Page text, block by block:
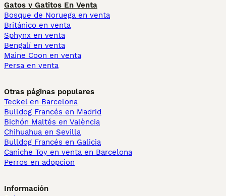
Gatos y Gatitos En Venta
Bosque de Noruega en venta
Británico en venta
Sphynx en venta
Bengalí en venta
Maine Coon en venta
Persa en venta
Otras páginas populares
Teckel en Barcelona
Bulldog Francés en Madrid
Bichón Maltés en València
Chihuahua en Sevilla
Bulldog Francés en Galicia
Caniche Toy en venta en Barcelona
Perros en adopcion
Información